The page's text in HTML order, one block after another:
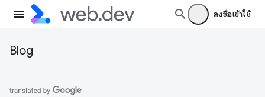
ลงชื่อเข้าใช้
Blog